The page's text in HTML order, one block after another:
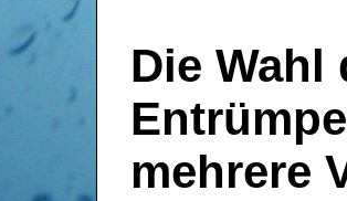
Die Wahl
mehrere